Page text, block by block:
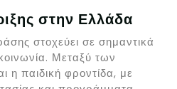
στην Ελλάδα
στοχεύει σε σημαντικά
Μεταξύ των
η παιδική φροντίδα, με